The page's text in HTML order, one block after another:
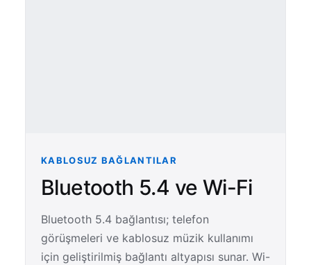
KABLOSUZ BAĞLANTILAR
Bluetooth 5.4 ve Wi-Fi
Bluetooth 5.4 bağlantısı; telefon
görüşmeleri ve kablosuz müzik kullanımı
için geliştirilmiş bağlantı altyapısı sunar. Wi-